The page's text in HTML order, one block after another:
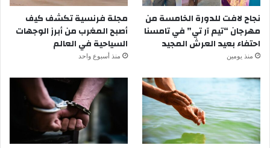
نجاح لافت للدورة الخامسة من
مهرجان “تيم آر تي” في تامسنا
احتفاء بعيد العرش المجيد
منذ يومين
مجلة فرنسية تكشف كيف
أصبح المغرب من أبرز الوجهات
السياحية في العالم
منذ أسبوع واحد